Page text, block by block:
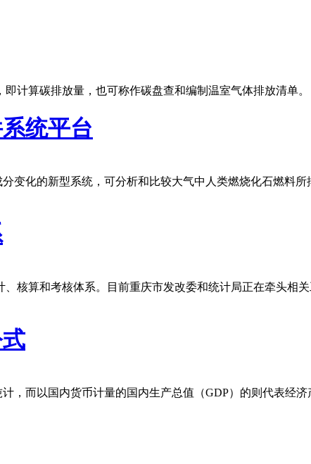
计算碳排放量，也可称作碳盘查和编制温室气体排放清单。
统平台
变化的新型系统，可分析和比较大气中人类燃烧化石燃料
核算和考核体系。目前重庆市发改委和统计局正在牵头相
，而以国内货币计量的国内生产总值（GDP）的则代表经